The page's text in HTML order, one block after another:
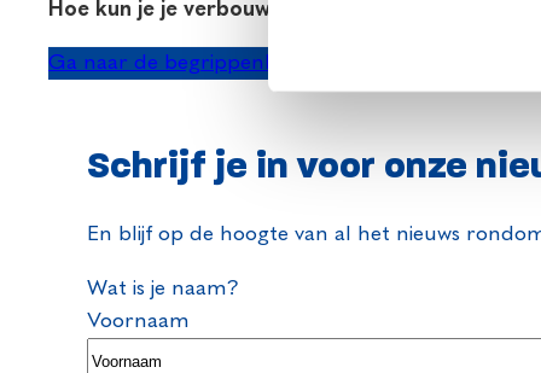
(houd wel altijd een financiële buffer aan). Een
niet in aanmerking komt voor een hogere
Hoe kun je je verbouwing meefinancieren met je
De verbouwing meefinancieren kun je ofwel doen
een verbouwingshypotheek overwaarde nodig of
aanbieder (met lagere rente en/of betere
bouwdepot opnemen in je nieuwe hypotheek.
Ga naar de begrippenlijst
Schrijf je in voor onze
En blijf op de hoogte van al het nieuws
Wat is je naam?
Voornaam